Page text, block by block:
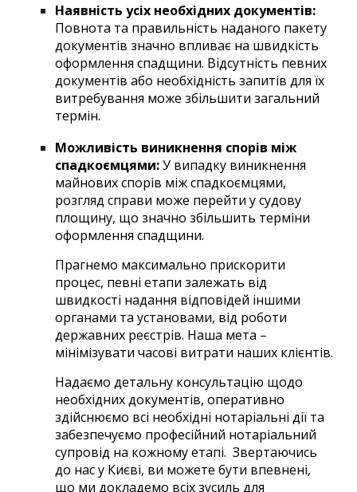
Наявність усіх необхідних документів:
Повнота та правильність наданого пакету
документів значно впливає на швидкість
оформлення спадщини. Відсутність певних
документів або необхідність запитів для їх
витребування може збільшити загальний
термін.
Можливість виникнення спорів між
спадкоємцями:У випадку виникнення
майнових спорів між спадкоємцями,
розгляд справи може перейти у судову
площину, що значно збільшить терміни
оформлення спадщини.
Прагнемо максимально прискорити
процес, певні етапи залежать від
швидкості надання відповідей іншими
органами та установами, від роботи
державних реєстрів. Наша мета –
мінімізувати часові витрати наших клієнтів.
Надаємо детальну консультацію щодо
необхідних документів, оперативно
здійснюємо всі необхідні нотаріальні дії та
забезпечуємо професійний нотаріальний
супровід на кожному етапі. Звертаючись
до нас у Києві, ви можете бути впевнені,
що ми докладемо всіх зусиль для